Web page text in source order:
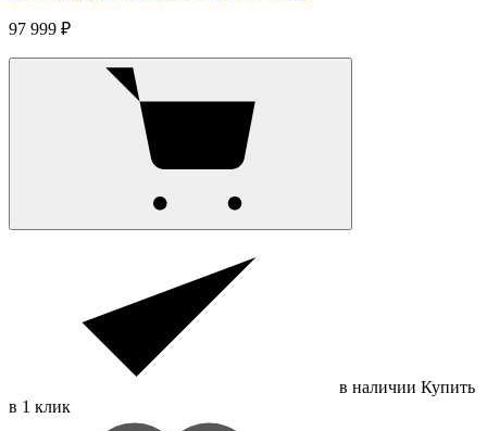
97 999 ₽
в наличии Купить
в 1 клик